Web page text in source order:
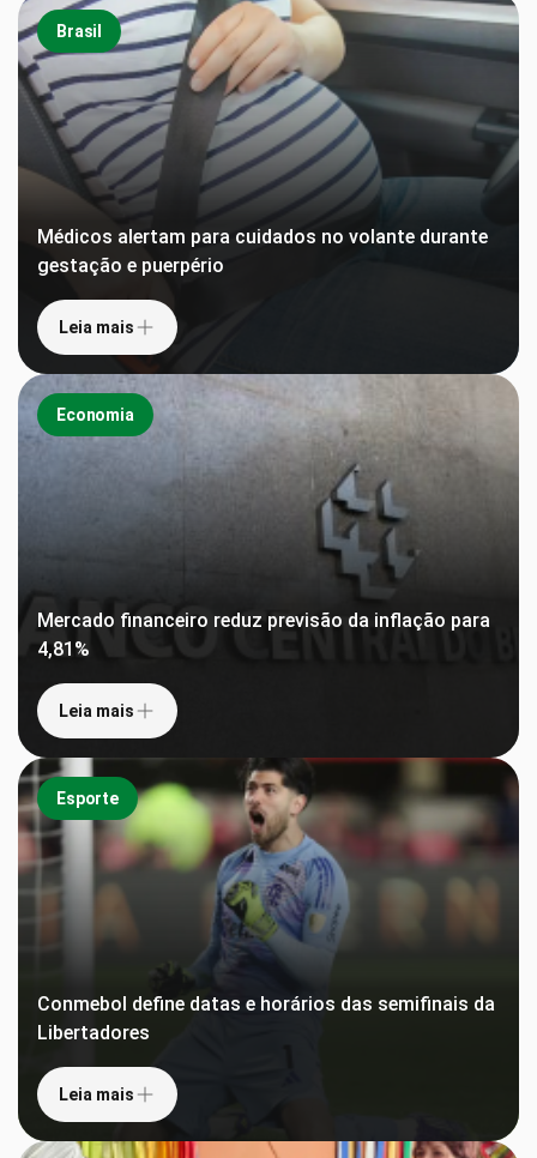
Brasil
Médicos alertam para cuidados no volante durante
gestação e puerpério
Leia mais
Economia
Mercado financeiro reduz previsão da inflação para
4,81%
Leia mais
Esporte
Conmebol define datas e horários das semifinais da
Libertadores
Leia mais